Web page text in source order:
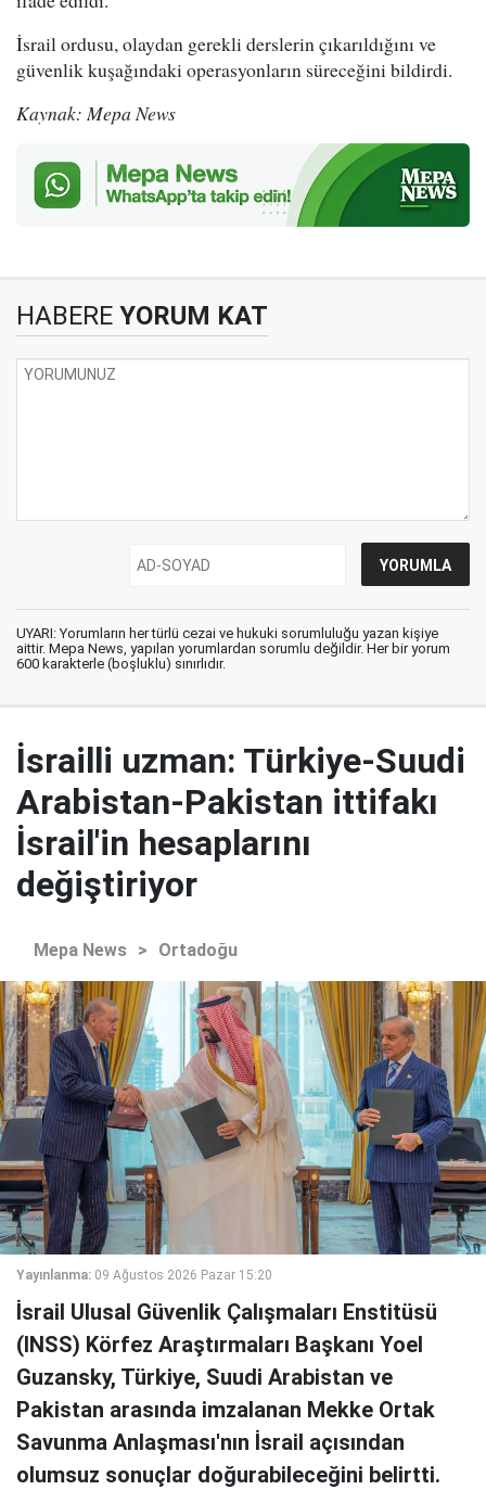
İsrail ordusu, olaydan gerekli derslerin çıkarıldığını ve
güvenlik kuşağındaki operasyonların süreceğini bildirdi.
Kaynak: Mepa News
HABERE YORUM KAT
UYARI: Yorumların her türlü cezai ve hukuki sorumluluğu yazan kişiye
aittir. Mepa News, yapılan yorumlardan sorumlu değildir. Her bir yorum
600 karakterle (boşluklu) sınırlıdır.
İsrailli uzman: Türkiye-Suudi
Arabistan-Pakistan ittifakı
İsrail'in hesaplarını
değiştiriyor
Mepa News > Ortadoğu
Yayınlanma: 09 Ağustos 2026 Pazar 15:20
İsrail Ulusal Güvenlik Çalışmaları Enstitüsü
(INSS) Körfez Araştırmaları Başkanı Yoel
Guzansky, Türkiye, Suudi Arabistan ve
Pakistan arasında imzalanan Mekke Ortak
Savunma Anlaşması'nın İsrail açısından
olumsuz sonuçlar doğurabileceğini belirtti.